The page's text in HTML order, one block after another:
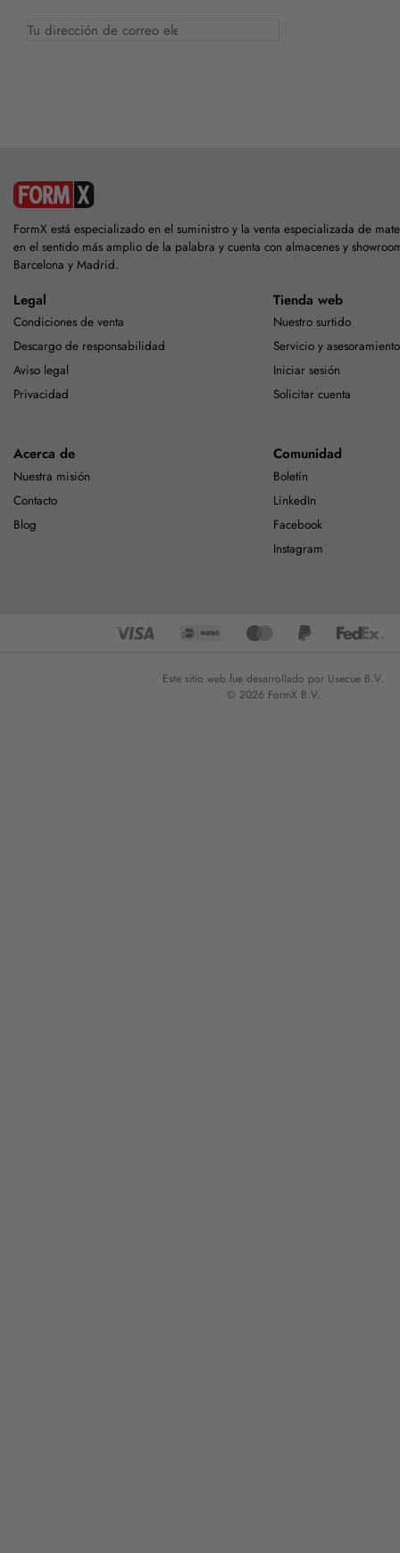
FormX está especializado en el suministro y la venta especializada de
en el sentido más amplio de la palabra y cuenta con almacenes y
Barcelona y Madrid.
Legal
Condiciones de venta
Descargo de responsabilidad
Aviso legal
Privacidad
Tienda web
Nuestro surtido
Servicio y asesoramiento
Iniciar sesión
Solicitar cuenta
Acerca de
Nuestra misión
Contacto
Blog
Comunidad
Boletín
LinkedIn
Facebook
Instagram
Este sitio web fue desarrollado por Usecue B.V.
© 2026 FormX B.V.